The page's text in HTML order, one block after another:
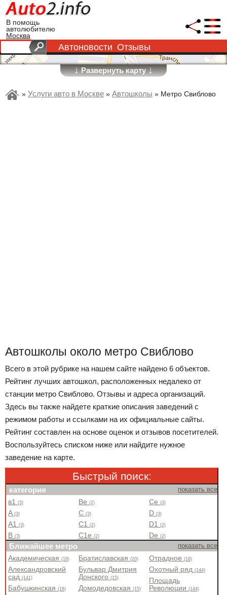
В помощь
автолюбителю
Москва
Автоновости Отзывы
↓Развернуть карту↓
» Услуги авто в Москве » Автошколы » Метро Свиблово
Автошколы около метро Свиблово
Всего в этой рубрике на нашем сайте найдено 6 объектов.
Рейтинг лучших автошкол, расположенных недалеко от
станции метро Свиблово. Отзывы и адреса организаций.
Здесь вы также найдете краткие описания заведений с
режимом работы и ссылками на их официальные сайты.
Рейтинг составлен на основе оценок и отзывов посетителей.
Воспользуйтесь списком ниже или найдите нужное
заведение на карте.
Быстрый поиск:
категория показать все
в1(3)
A(3)
A1(3)
B(3)
Be(2)
C(3)
C1(2)
C1e(2)
Ce(3)
D(3)
D1(2)
De(2)
Ближайшее метро показать все
Академическая(18)
Александровский
сад(141)
Бабушкинская(16)
Братиславская(20)
Бульвар Дмитрия
Донского(15)
Домодедовская(15)
Отрадное(18)
Охотный ряд(144)
Площадь
Революции(144)